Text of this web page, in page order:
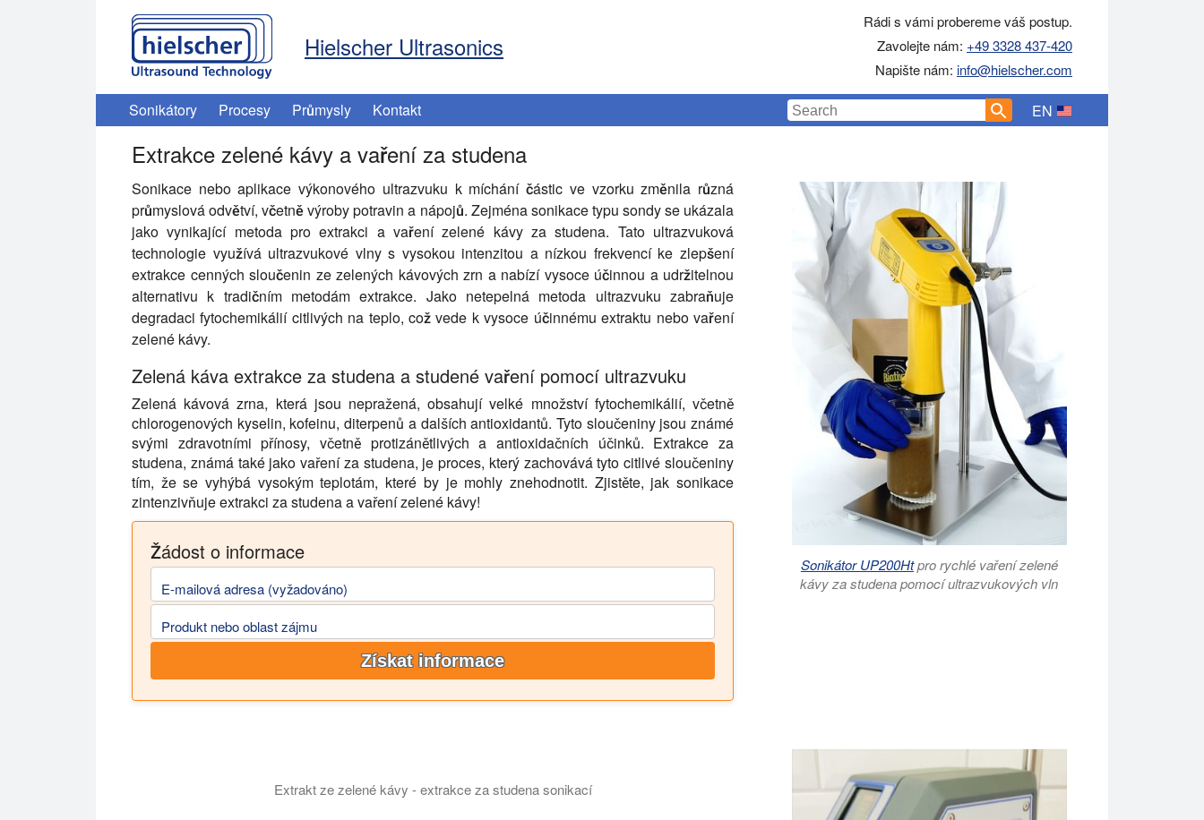
Hielscher Ultrasonics
Rádi s vámi probereme váš postup.
Zavolejte nám: +49 3328 437-420
Napište nám: info@hielscher.com
Sonikátory Procesy Průmysly Kontakt EN
Extrakce zelené kávy a vaření za studena
Sonikace nebo aplikace výkonového ultrazvuku k míchání částic ve vzorku změnila různá
průmyslová odvětví, včetně výroby potravin a nápojů. Zejména sonikace typu sondy se ukázala
jako vynikající metoda pro extrakci a vaření zelené kávy za studena. Tato ultrazvuková
technologie využívá ultrazvukové vlny s vysokou intenzitou a nízkou frekvencí ke zlepšení
extrakce cenných sloučenin ze zelených kávových zrn a nabízí vysoce účinnou a udržitelnou
alternativu k tradičním metodám extrakce. Jako netepelná metoda ultrazvuku zabraňuje
degradaci fytochemikálií citlivých na teplo, což vede k vysoce účinnému extraktu nebo vaření
zelené kávy.
Zelená káva extrakce za studena a studené vaření pomocí ultrazvuku
Zelená kávová zrna, která jsou nepražená, obsahují velké množství fytochemikálií, včetně
chlorogenových kyselin, kofeinu, diterpenů a dalších antioxidantů. Tyto sloučeniny jsou známé
svými zdravotními přínosy, včetně protizánětlivých a antioxidačních účinků. Extrakce za
studena, známá také jako vaření za studena, je proces, který zachovává tyto citlivé sloučeniny
tím, že se vyhýbá vysokým teplotám, které by je mohly znehodnotit. Zjistěte, jak sonikace
zintenzivňuje extrakci za studena a vaření zelené kávy!
Žádost o informace
E-mailová adresa (vyžadováno)
Produkt nebo oblast zájmu
Získat informace
Sonikátor UP200Htpro rychlé vaření zelené
kávy za studena pomocí ultrazvukových vln
Extrakt ze zelené kávy - extrakce za studena sonikací
Objevte pokročilé možnosti ultrazvukové extrakce za studena pomocí sondy Hielscher UP400St sonikátor, nejmodernější extraktor pro izolaci bioaktivních